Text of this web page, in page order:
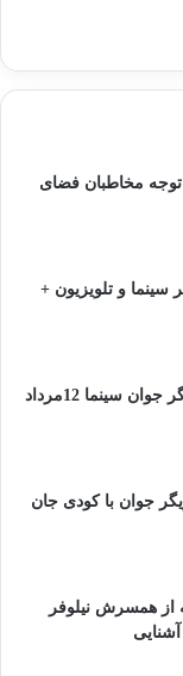
مخاطبان فضای
سینما و تلویزیون +
درگذشت مریم همتیان بازیگر جوان سینما 12مرداد
جوان با کودی جان
همسرش نیلوفر
آشنایی